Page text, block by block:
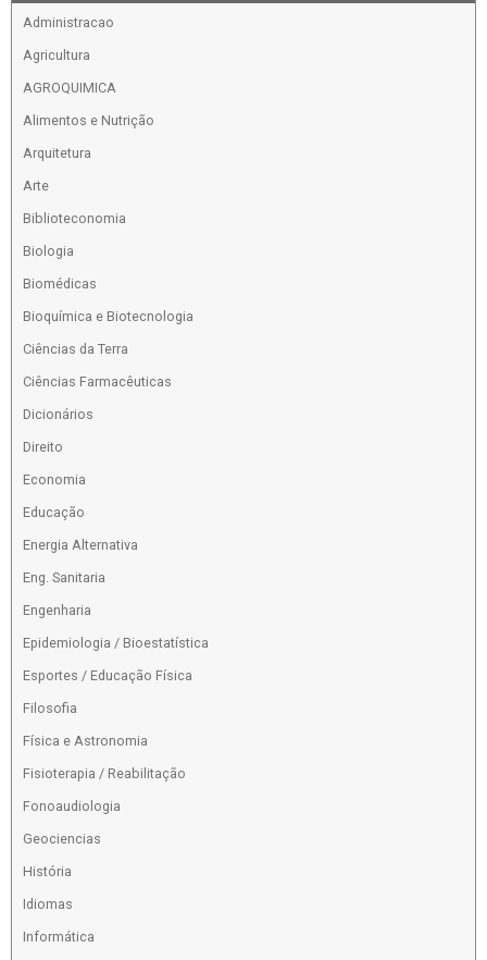
Administracao
Agricultura
AGROQUIMICA
Alimentos e Nutrição
Arquitetura
Arte
Biblioteconomia
Biologia
Biomédicas
Bioquímica e Biotecnologia
Ciências da Terra
Ciências Farmacêuticas
Dicionários
Direito
Economia
Educação
Energia Alternativa
Eng. Sanitaria
Engenharia
Epidemiologia / Bioestatística
Esportes / Educação Física
Filosofia
Física e Astronomia
Fisioterapia / Reabilitação
Fonoaudiologia
Geociencias
História
Idiomas
Informática